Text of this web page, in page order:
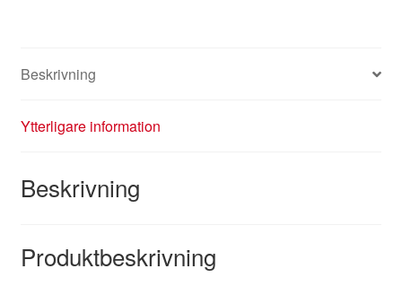
Beskrivning
Ytterligare information
Beskrivning
Produktbeskrivning